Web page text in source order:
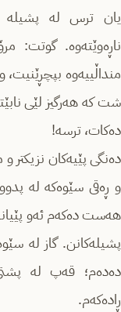
یان ترس لە پشیلە
ناڕەوێتەوە. گوتت:
منداڵییەوە بپچڕێنیت،
شت کە هەرگیز لێی
دەکات، ترسە!
دەنگی پێیەکان نزیکتر
و ڕەقی سێوەکە لە
هەست دەکەم ئەو
پشیلەکانن. گاز لە
دەدەم؛ قەپ لە
ڕادەکەم.